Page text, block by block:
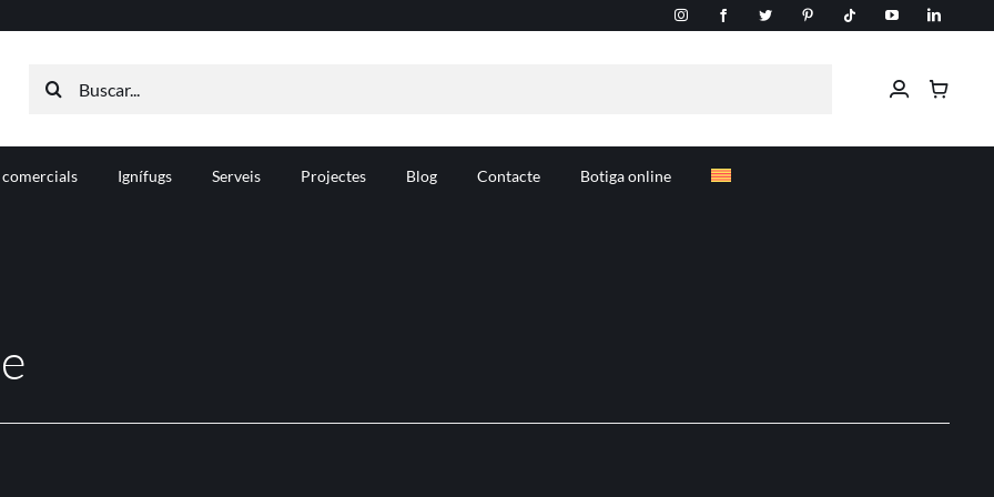
Search
comercials Ignífugs Serveis Projectes Blog Contacte Botiga online